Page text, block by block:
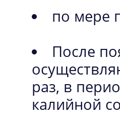
по мере
После
раз, в
калийной